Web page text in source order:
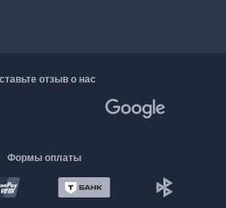
отзыв о нас
Формы оплаты